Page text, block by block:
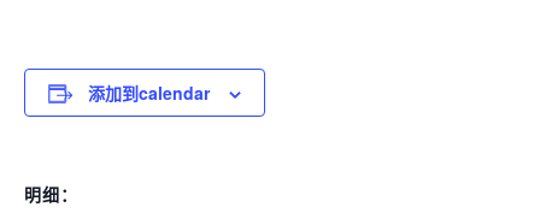
添加到calendar
明细：